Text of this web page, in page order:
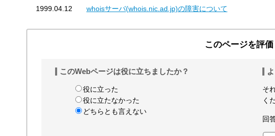
1999.04.12 whoisサーバ(whois.nic.ad.jp)の障害について
このページを評
このWebページは役に立ちましたか？
役に立った
役に立たなかった
どちらとも言えない
そ
く
回